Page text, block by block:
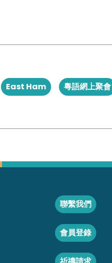
East Ham 粵語網上聚會
聯繫我們
會員登錄